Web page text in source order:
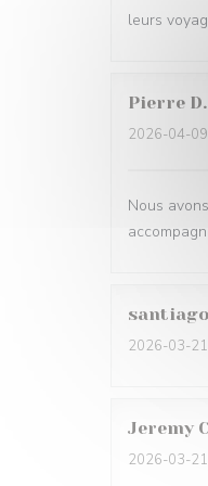
leurs
Pierre D
2026-04-09
Nous
santiago
2026-03-21
Jeremy C
2026-03-21